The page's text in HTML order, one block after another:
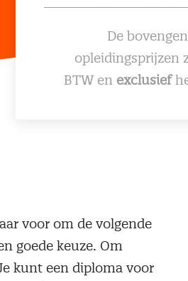
De
opleidingsprijzen
BTW en exclusief
voor om de volgende
goede keuze. Om
kunt een diploma voor